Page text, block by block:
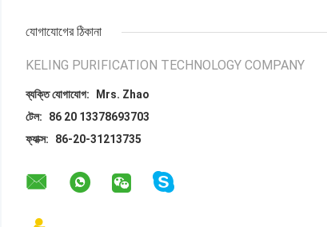
যোগাযোগের ঠিকানা
KELING PURIFICATION TECHNOLOGY COMPANY
ব্যক্তি যোগাযোগ:
Mrs. Zhao
টেল:
86 20 13378693703
ফ্যাক্স:
86-20-31213735